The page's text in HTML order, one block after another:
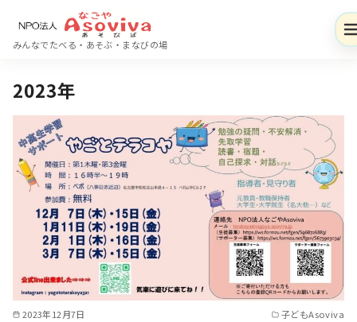
みんなでたべる・あそぶ・まなびの場
2023年
2023年12月7日 子どもAsoviva